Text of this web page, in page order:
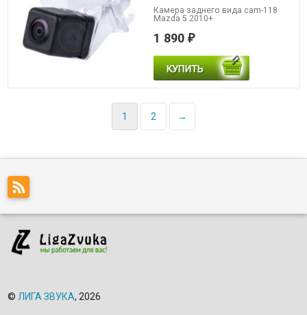
Камера заднего вида cam-118
Mazda 5 2010+
1 890 ₽
1 2 →
© ЛИГА ЗВУКА, 2026